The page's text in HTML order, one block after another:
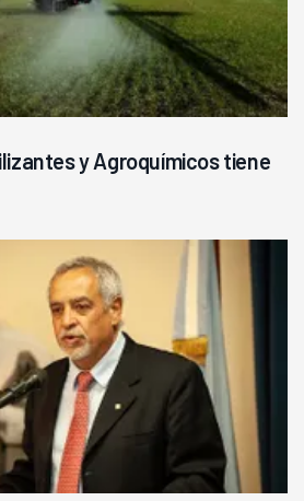
y Agroquímicos tiene